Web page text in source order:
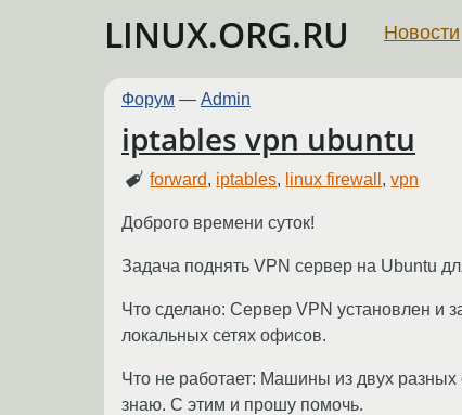
LINUX.ORG.RU Новости
Форум — Admin
iptables vpn ubuntu
forward, iptables, linux firewall ,vpn
Доброго времени суток!
Задача поднять VPN сервер на Ubuntu
Что сделано: Сервер VPN установлен и
локальных сетях офисов.
Что не работает: Машины из двух разных
знаю. С этим и прошу помочь.